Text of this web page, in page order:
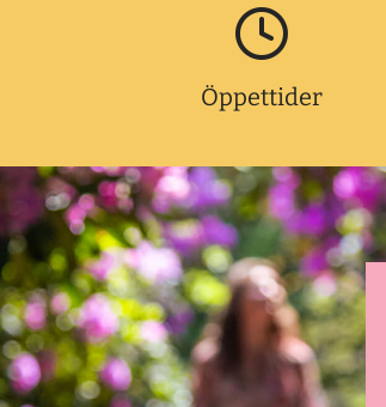
Öppettider